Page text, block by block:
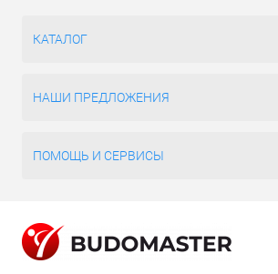
КАТАЛОГ
НАШИ ПРЕДЛОЖЕНИЯ
ПОМОЩЬ И СЕРВИСЫ